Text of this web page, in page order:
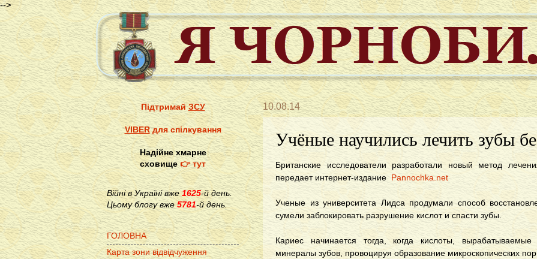
-->
10.08.14
Учёные научились лечить зубы
Британские исследователи разработали новый метод
передает интернет-издание Pannochka.net
Ученые из университета Лидса продумали способ
сумели заблокировать разрушение кислот и спасти зубы.
Кариес начинается тогда, когда кислоты,
минералы зубов, провоцируя образование микроскопических
ПідтримайЗСУ
VIBERдля спілкування
Надійне хмарне
сховище👉 тут
Війні в Україні вже1625-й день.
Цьому блогу вже 5781-й день.
ГОЛОВНА
Карта зони відвідчуження